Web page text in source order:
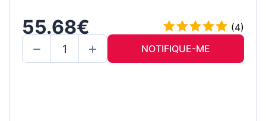
55.68€
(4)
NOTIFIQUE-ME